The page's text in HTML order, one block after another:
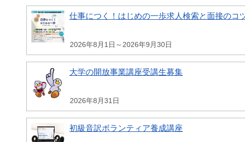
仕事につく！はじめの一歩求人検索と面接のコ
2026年8月1日～2026年9月30日
大学の開放事業講座受講生募集
2026年8月31日
初級音訳ボランティア養成講座